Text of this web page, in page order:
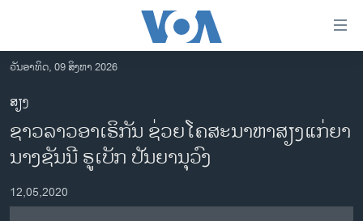
ເຂົ້າ
ຫາ
ຂ້າມ
ຂ້າມ
ຂ້າມ
ໄປ
ຫາ
ຊອກ
ລາວ
ອາເມຣິກາ
ການເລືອກຕັ້ງ ປະທານາທີບໍດີ ສະຫະລັດ 2024
ຂ່າວ​ຈີນ
ວັນອາທິດ, 09 ສິງຫາ 2026
ສຽງ
ຊາວລາວອາເຣິກັນ ຊ່ວຍໂຄສະນາຫາສຽງແກ່ຍາ
ນາງຊັນນີ ຣູເບັກ ປັນຍານຸວົງ
12,05,2020